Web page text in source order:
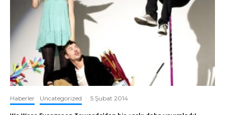
Haberler Uncategorized · 5 Şubat 2014